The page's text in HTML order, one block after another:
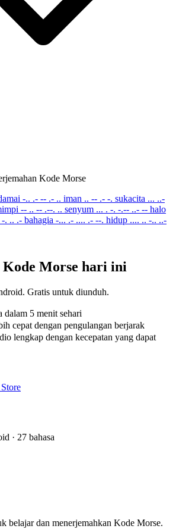
Kode Morse
-.. .- -- .- .. iman .. -- .- -. sukacita ... ..-
-- .. -- .--. .. senyum ... . -. -.-- ..- -- halo
. .. .- bahagia -... .- .... .- --. hidup .... .. -.. ..-
Morse hari ini
Gratis untuk diunduh.
dalam 5 menit sehari
cepat dengan pengulangan berjarak
lengkap dengan kecepatan yang dapat
· 27 bahasa
belajar dan menerjemahkan Kode Morse.